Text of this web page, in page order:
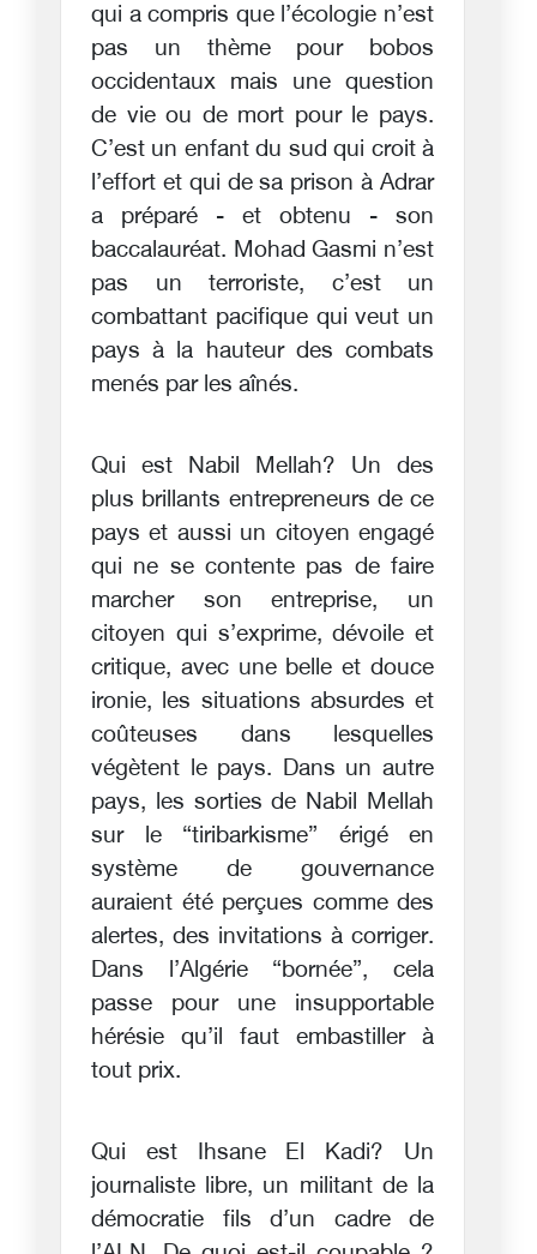
qui a compris que l’écologie n’est
pas un thème pour bobos
occidentaux mais une question
de vie ou de mort pour le pays.
C’est un enfant du sud qui croit à
l’effort et qui de sa prison à Adrar
a préparé - et obtenu - son
baccalauréat. Mohad Gasmi n’est
pas un terroriste, c’est un
combattant pacifique qui veut un
pays à la hauteur des combats
menés par les aînés.
Qui est Nabil Mellah? Un des
plus brillants entrepreneurs de ce
pays et aussi un citoyen engagé
qui ne se contente pas de faire
marcher son entreprise, un
citoyen qui s’exprime, dévoile et
critique, avec une belle et douce
ironie, les situations absurdes et
coûteuses dans lesquelles
végètent le pays. Dans un autre
pays, les sorties de Nabil Mellah
sur le “tiribarkisme” érigé en
système de gouvernance
auraient été perçues comme des
alertes, des invitations à corriger.
Dans l’Algérie “bornée”, cela
passe pour une insupportable
hérésie qu’il faut embastiller à
tout prix.
Qui est Ihsane El Kadi? Un
journaliste libre, un militant de la
démocratie fils d’un cadre de